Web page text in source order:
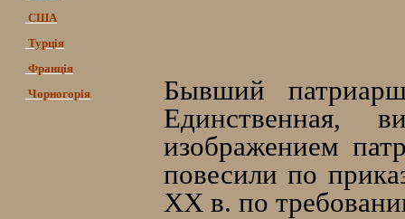
США
Турція
Франція
Чорногорія
Бывший
Единственная,
изображением
повесили по
ХХ в. по